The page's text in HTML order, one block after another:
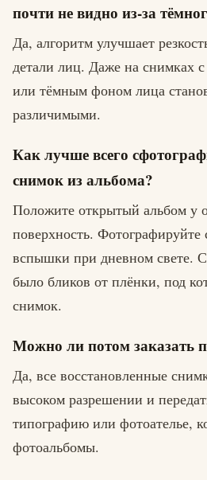
почти не видно из-за
Да, алгоритм улучшает
детали лиц. Даже на снимках
или тёмным фоном лица
различимыми.
Как лучше всего
снимок из альбома?
Положите открытый альбом у
поверхность. Фотографируйте
вспышки при дневном свете.
было бликов от плёнки, под
снимок.
Можно ли потом заказать
Да, все восстановленные
высоком разрешении и
типографию или фотоателье,
фотоальбомы.